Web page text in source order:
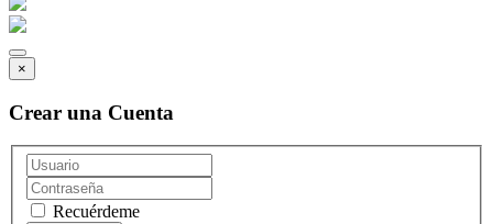
×
Crear una Cuenta
Recuérdeme